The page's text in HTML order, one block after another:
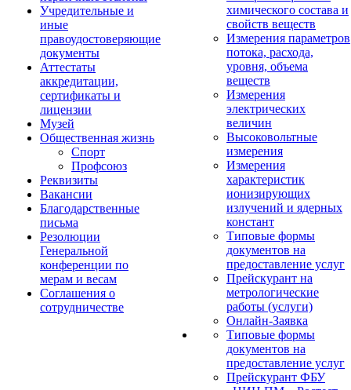
Учредительные и
иные
правоудостоверяющие
документы
Аттестаты
аккредитации,
сертификаты и
лицензии
Музей
Общественная жизнь
Спорт
Профсоюз
Реквизиты
Вакансии
Благодарственные
письма
Резолюции
Генеральной
конференции по
мерам и весам
Соглашения о
сотрудничестве
химического состава и
свойств веществ
Измерения параметров
потока, расхода,
уровня, объема
веществ
Измерения
электрических
величин
Высоковольтные
измерения
Измерения
характеристик
ионизирующих
излучений и ядерных
констант
Типовые формы
документов на
предоставление услуг
Прейскурант на
метрологические
работы (услуги)
Онлайн-Заявка
Типовые формы
документов на
предоставление услуг
Прейскурант ФБУ